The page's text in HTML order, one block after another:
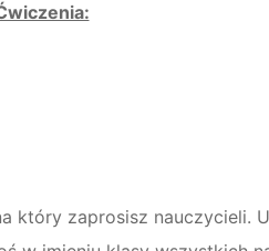
który zaprosisz nauczycieli.